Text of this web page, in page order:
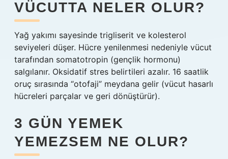
VÜCUTTA NELER OLUR?
Yağ yakımı sayesinde trigliserit ve kolesterol
seviyeleri düşer. Hücre yenilenmesi nedeniyle vücut
tarafından somatotropin (gençlik hormonu)
salgılanır. Oksidatif stres belirtileri azalır. 16 saatlik
oruç sırasında “otofaji” meydana gelir (vücut hasarlı
hücreleri parçalar ve geri dönüştürür).
3 GÜN YEMEK
YEMEZSEM NE OLUR?